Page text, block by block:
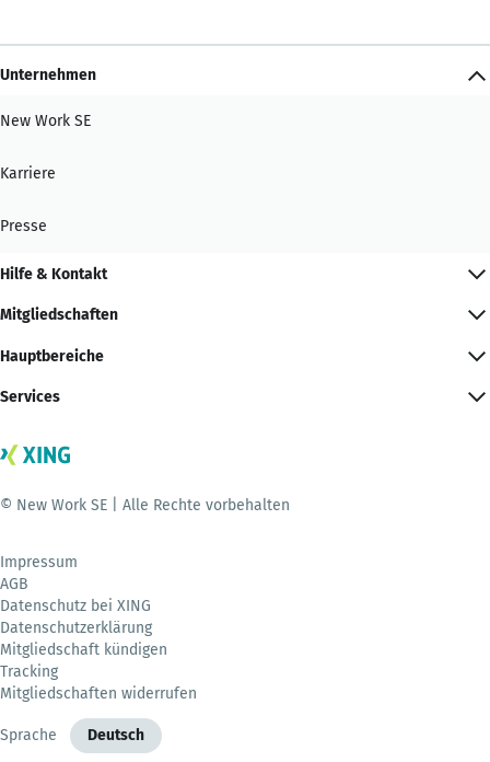
Unternehmen
New Work SE
Karriere
Presse
Hilfe & Kontakt
Mitgliedschaften
Hauptbereiche
Services
© New Work SE | Alle Rechte vorbehalten
Impressum
AGB
Datenschutz bei XING
Datenschutzerklärung
Mitgliedschaft kündigen
Tracking
Mitgliedschaften widerrufen
Sprache Deutsch